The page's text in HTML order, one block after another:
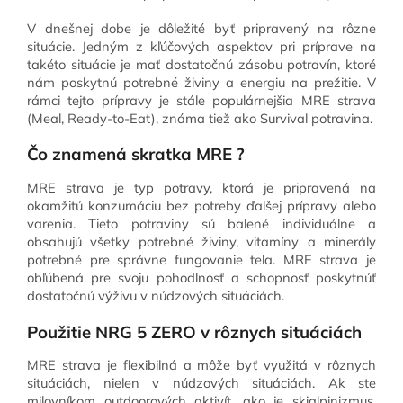
V dnešnej dobe je dôležité byť pripravený na rôzne
situácie. Jedným z kľúčových aspektov pri príprave na
takéto situácie je mať dostatočnú zásobu potravín, ktoré
nám poskytnú potrebné živiny a energiu na prežitie. V
rámci tejto prípravy je stále populárnejšia MRE strava
(Meal, Ready-to-Eat), známa tiež ako Survival potravina.
Čo znamená skratka MRE ?
MRE strava je typ potravy, ktorá je pripravená na
okamžitú konzumáciu bez potreby ďalšej prípravy alebo
varenia. Tieto potraviny sú balené individuálne a
obsahujú všetky potrebné živiny, vitamíny a minerály
potrebné pre správne fungovanie tela. MRE strava je
obľúbená pre svoju pohodlnosť a schopnosť poskytnúť
dostatočnú výživu v núdzových situáciách.
Použitie NRG 5 ZERO v rôznych situáciách
MRE strava je flexibilná a môže byť využitá v rôznych
situáciách, nielen v núdzových situáciách. Ak ste